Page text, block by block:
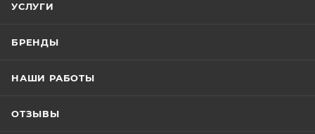
УСЛУГИ
БРЕНДЫ
НАШИ РАБОТЫ
ОТЗЫВЫ